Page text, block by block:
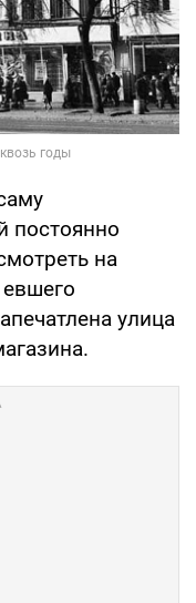
постоянно
на
улица